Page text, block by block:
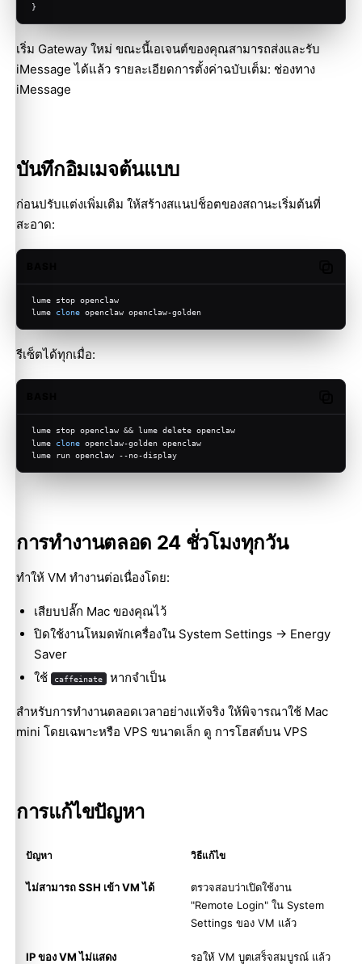
}
เริ่ม Gateway ใหม่ ขณะนี้เอเจนต์ของคุณสามารถส่งและรับ
iMessage ได้แล้ว รายละเอียดการตั้งค่าฉบับเต็ม: ช่องทาง
iMessage
บันทึกอิมเมจต้นแบบ
ก่อนปรับแต่งเพิ่มเติม ให้สร้างสแนปช็อตของสถานะเริ่มต้นที่
สะอาด:
lume stop openclaw
lume clone openclaw openclaw-golden
รีเซ็ตได้ทุกเมื่อ:
lume stop openclaw && lume delete openclaw
lume clone openclaw-golden openclaw
lume run openclaw --no-display
การทำงานตลอด 24 ชั่วโมงทุกวัน
ทำให้ VM ทำงานต่อเนื่องโดย:
เสียบปลั๊ก Mac ของคุณไว้
ปิดใช้งานโหมดพักเครื่องใน System Settings -> Energy
Saver
ใช้
caffeinate หากจำเป็น
สำหรับการทำงานตลอดเวลาอย่างแท้จริง ให้พิจารณาใช้ Mac
mini โดยเฉพาะหรือ VPS ขนาดเล็ก ดู การโฮสต์บน VPS
การแก้ไขปัญหา
ปัญหา วิธีแก้ไข
ไม่สามารถ SSH เข้า VM ได้
ตรวจสอบว่าเปิดใช้งาน
"Remote Login" ใน System
Settings ของ VM แล้ว
IP ของ VM ไม่แสดง
รอให้ VM บูตเสร็จสมบูรณ์ แล้ว